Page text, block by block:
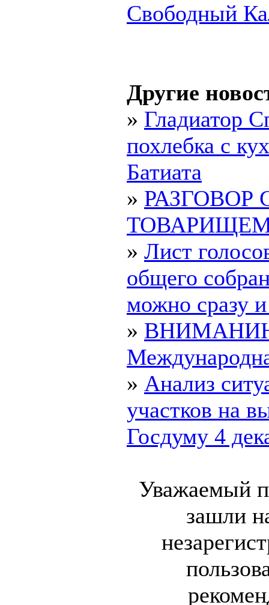
Свободный
Другие
» Гладиатор
похлебка с
Батиата
» РАЗГОВОР
» Лист
общего
можно сразу
»
» Анализ
участков на
Госдуму 4
Уважаемый
зашли